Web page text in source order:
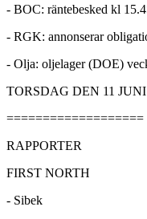
- BOC: räntebesked kl
- RGK: annonserar
- Olja: oljelager (DOE)
TORSDAG DEN 11 JUNI
===================
RAPPORTER
FIRST NORTH
- Sibek